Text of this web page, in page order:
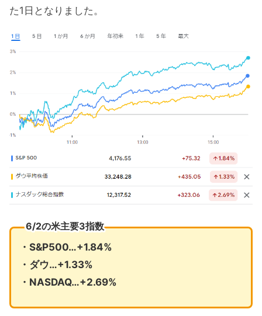
た1日となりました。
6/2の米主要3指数
・S&P500…+1.84%
・ダウ…+1.33%
・NASDAQ…+2.69%